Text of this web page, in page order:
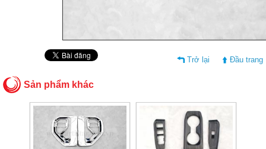
Trở lại Đầu trang
Sản phẩm khác